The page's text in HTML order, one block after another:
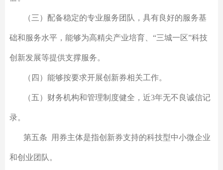
（三）配备稳定的专业服务团队，具有良好的服务基
础和服务水平，能够为高精尖产业培育、“三城一区”科技
创新发展等提供支撑服务。
（四）能够按要求开展创新券相关工作。
（五）财务机构和管理制度健全，近3年无不良诚信记
录。
第五条 用券主体是指创新券支持的科技型中小微企业
和创业团队。